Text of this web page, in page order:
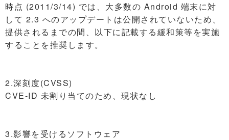
時点 (2011/3/14) では、大多数の Android 端末に対
して 2.3 へのアップデートは公開されていないため、
提供されるまでの間、以下に記載する緩和策等を実施
することを推奨します。
2.深刻度(CVSS)
CVE-ID 未割り当てのため、現状なし
3.影響を受けるソフトウェア